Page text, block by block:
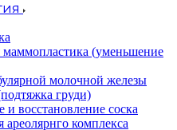
маммопластика (уменьшение
молочной железы
груди)
восстановление соска
ареолярнго комплекса